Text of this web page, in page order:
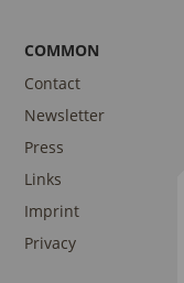
COMMON
Contact
Newsletter
Press
Links
Imprint
Privacy